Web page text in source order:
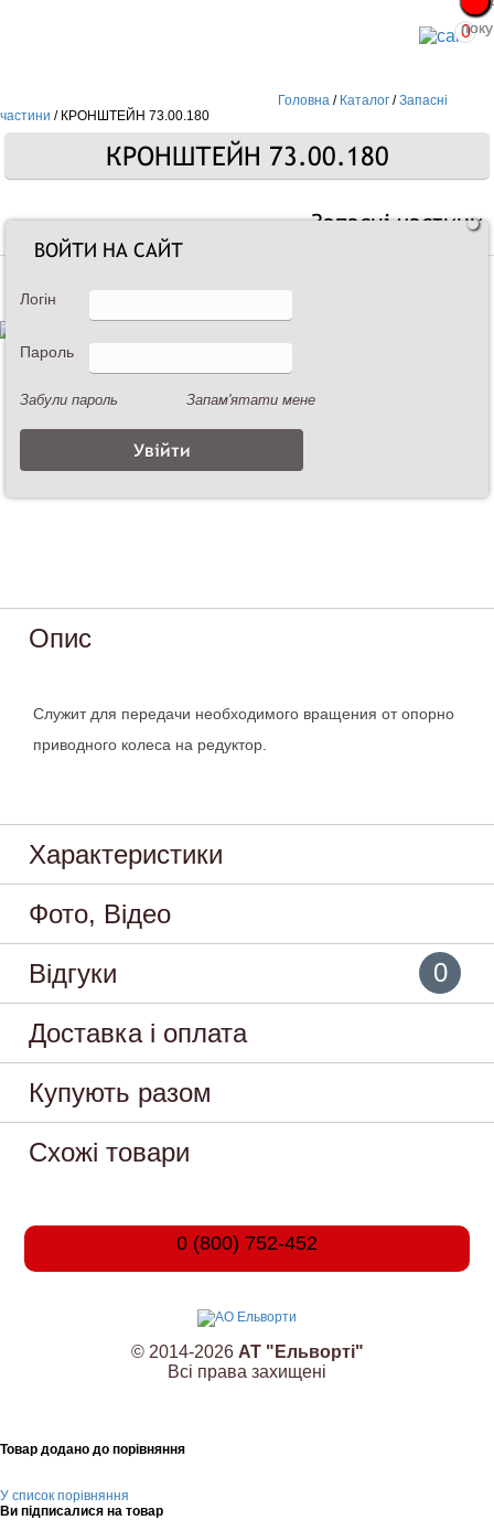
0
Головна / Каталог /Запасні
частини / КРОНШТЕЙН 73.00.180
КРОНШТЕЙН 73.00.180
Запасні частини
Опис
Служит для передачи необходимого вращения от опорно
приводного колеса на редуктор.
Характеристики
Фото, Відео
Відгуки
0
Доставка і оплата
Купують разом
Схожі товари
0 (800) 752-452
© 2014-2026 АТ "Ельворті"
Всі права захищені
Товар додано до порівняння
У список порівняння
Ви підписалися на товар
ВОЙТИ НА САЙТ
Логін
Пароль
Забули пароль Запам'ятати мене